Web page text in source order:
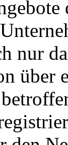
nur